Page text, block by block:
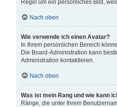
Regel um ein persönliches Bild,
Nach oben
Wie verwende ich einen Avatar?
In Ihrem persönlichen Bereich
Die Board-Administration kann
Administration kontaktieren.
Nach oben
Was ist mein Rang und wie kann
Ränge, die unter Ihrem